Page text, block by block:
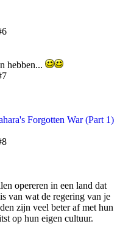
hebben...
Forgotten War (Part 1)
opereren in een land dat
van wat de regering van je
zijn veel beter af met hun
op hun eigen cultuur.